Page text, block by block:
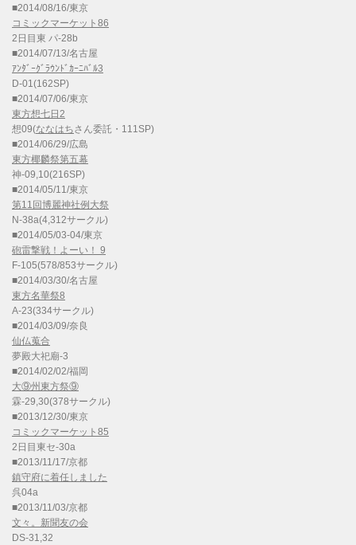
■2014/08/16/東京
コミックマーケット86
2日目東 パ-28b
■2014/07/13/名古屋
ｱﾝﾀﾞｰｸﾞﾗｳﾝﾄﾞｶｰﾆﾊﾞﾙ3
D-01(162SP)
■2014/07/06/東京
東方想七日2
想09(ななはちさん委託・111SP)
■2014/06/29/広島
東方椰麟祭第五幕
神-09,10(216SP)
■2014/05/11/東京
第11回博麗神社例大祭
N-38a(4,312サークル)
■2014/05/03-04/東京
砲雷撃戦！よーい！ 9
F-105(578/853サークル)
■2014/03/30/名古屋
東方名華祭8
A-23(334サークル)
■2014/03/09/奈良
仙仏蒐合
夢殿大祀廟-3
■2014/02/02/福岡
大⑨州東方祭⑨
霖-29,30(378サークル)
■2013/12/30/東京
コミックマーケット85
2日目東セ-30a
■2013/11/17/京都
鎮守府に着任しました
呉04a
■2013/11/03/京都
文々。新聞友の会
DS-31,32